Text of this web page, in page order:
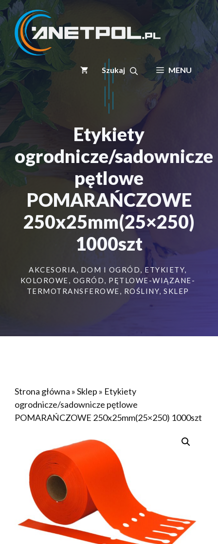
Przejdź
do
treści
MENU
Etykiety
ogrodnicze/sadownicze
pętlowe
POMARAŃCZOWE
250x25mm(25×250)
1000szt
AKCESORIA, DOM I OGRÓD, ETYKIETY,
KOLOROWE, OGRÓD, PĘTLOWE-WIĄZANE-
TERMOTRANSFEROWE, ROŚLINY, SKLEP
Strona główna »Sklep » Etykiety
ogrodnicze/sadownicze pętlowe
POMARAŃCZOWE 250x25mm(25×250) 1000szt